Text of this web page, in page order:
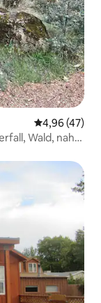
4,96 (47)
Wald, nahe